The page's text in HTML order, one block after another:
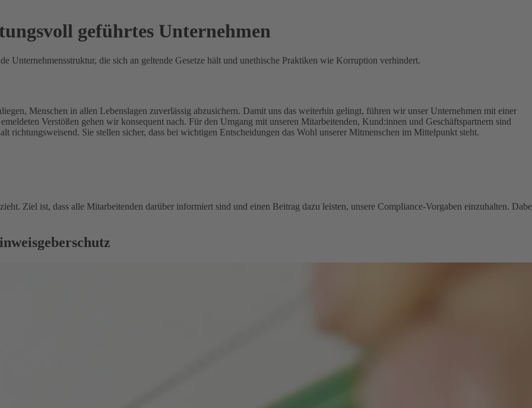
geführtes Unternehmen
Unternehmensstruktur, die sich an geltende Gesetze hält und unethische Praktiken wie Korruption verhindert.
Menschen in allen Lebenslagen zuverlässig abzusichern. Damit uns das weiterhin gelingt, führen wir unser Unternehmen mit einer
Verstößen gehen wir konsequent nach. Für den Umgang mit unseren Mitarbeitenden, Kund:innen und Geschäftspartnern sind
richtungsweisend. Sie stellen sicher, dass bei wichtigen Entscheidungen das Wohl unserer Mitmenschen im Mittelpunkt steht.
Ziel ist, dass alle Mitarbeitenden darüber informiert sind und einen Beitrag dazu leisten, unsere Compliance-Vorgaben einzuhalten.